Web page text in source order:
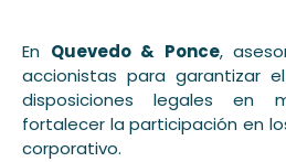
En Quevedo & Ponce,
accionistas para garantizar
disposiciones legales en
fortalecer la participación en
corporativo.